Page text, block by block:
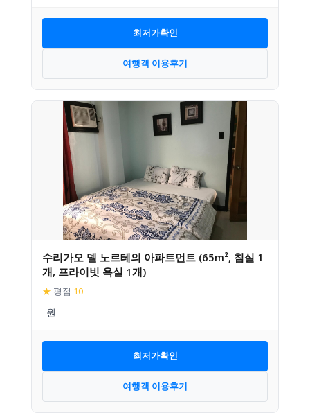
최저가확인
여행객 이용후기
수리가오 델 노르테의 아파트먼트 (65m², 침실 1
개, 프라이빗 욕실 1개)
★ 평점 10
최저가확인
여행객 이용후기